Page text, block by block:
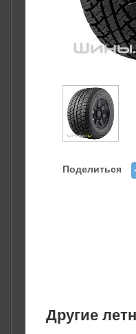
Поделиться
Другие